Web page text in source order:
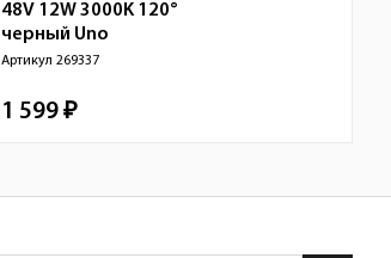
48V 12W 3000K 120°
черный Uno
Артикул 269337
1 599 ₽